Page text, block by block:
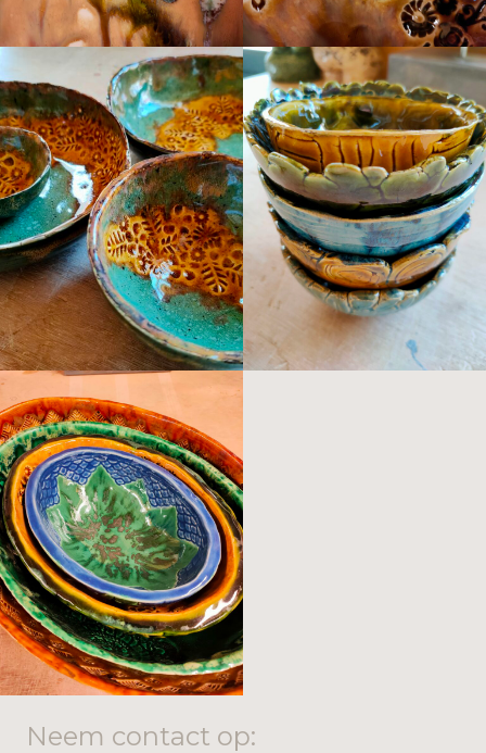
Neem contact op: